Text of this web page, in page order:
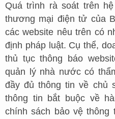
Quá trình rà soát trên
thương mại điện tử của
các website nêu trên có
định pháp luật. Cụ thể,
thủ tục thông báo
quản lý nhà nước có
đầy đủ thông tin về chủ
thông tin bắt buộc về
chính sách bảo vệ thông